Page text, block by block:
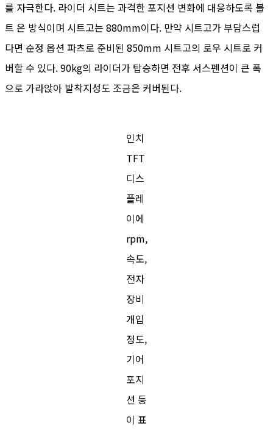
를 자극한다. 라이더 시트는 과격한 포지션 변화에 대응하도록 볼
트 온 방식이며 시트고는 880mm이다. 만약 시트고가 부담스럽
다면 순정 옵션 파츠로 준비된 850mm 시트고의 로우 시트로 커
버할 수 있다. 90kg의 라이더가 탑승하면 전후 서스펜션이 큰 폭
으로 가라앉아 발착지성도 조금은 커버된다.
인치
TFT
디스
플레
이에
rpm,
속도,
전자
장비
개입
정도,
기어
포지
션 등
이 표